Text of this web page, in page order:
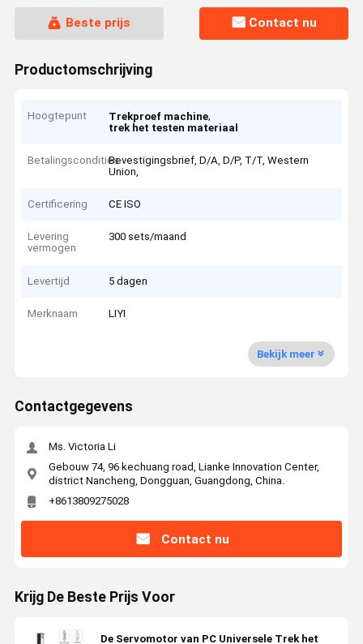
Beste prijs Contact nu
Productomschrijving
Hoogtepunt Trekproef machine,
trek het testen materiaal
BetalingsconditiesBevestigingsbrief, D/A, D/P, T/T, Western
Union,
Certificering CE ISO
Levering
vermogen
300 sets/maand
Levertijd 5 dagen
Merknaam LIYI
Bekijk meer
Contactgegevens
Ms. Victoria Li
Gebouw 74, 96 kechuang road, Lianke Innovation Center,
district Nancheng, Dongguan, Guangdong, China.
+8613809275028
Contact nu
Krijg De Beste Prijs Voor
De Servomotor van PC Universele Trek het